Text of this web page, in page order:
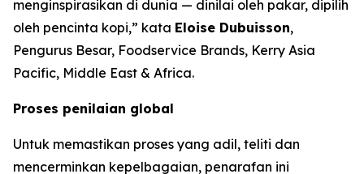
menginspirasikan di dunia — dinilai oleh pakar, dipilih
oleh pencinta kopi,” kata Eloise Dubuisson,
Pengurus Besar, Foodservice Brands, Kerry Asia
Pacific, Middle East & Africa.
Proses penilaian global
Untuk memastikan proses yang adil, teliti dan
mencerminkan kepelbagaian, penarafan ini